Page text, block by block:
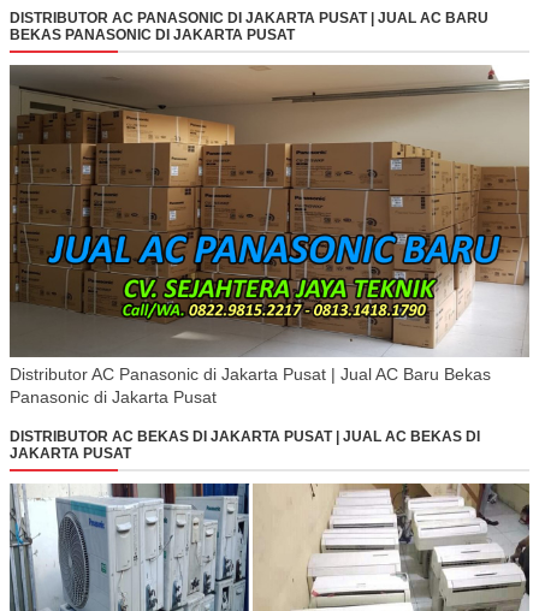
DISTRIBUTOR AC PANASONIC DI JAKARTA PUSAT | JUAL AC BARU
BEKAS PANASONIC DI JAKARTA PUSAT
Distributor AC Panasonic di Jakarta Pusat | Jual AC Baru Bekas
Panasonic di Jakarta Pusat
DISTRIBUTOR AC BEKAS DI JAKARTA PUSAT | JUAL AC BEKAS DI
JAKARTA PUSAT